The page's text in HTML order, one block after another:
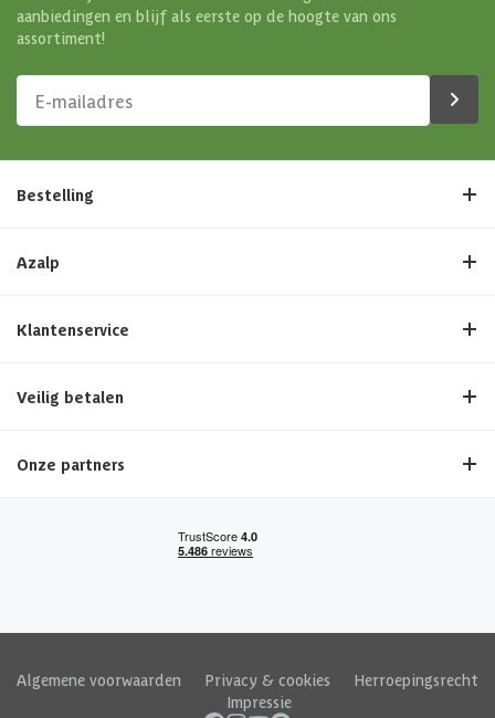
aanbiedingen en blijf als eerste op de hoogte van ons
assortiment!
Bestelling
Azalp
Klantenservice
Veilig betalen
Onze partners
Algemene voorwaarden Privacy & cookies
Herroepingsrecht
Impressie